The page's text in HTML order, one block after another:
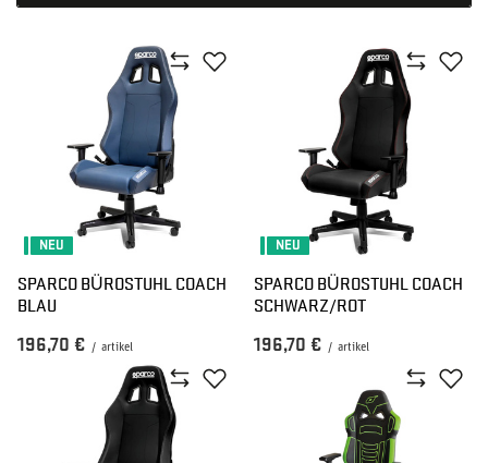
NEU
SPARCO BÜROSTUHL COACH
BLAU
196,70 € / artikel
NEU
SPARCO BÜROSTUHL COACH
SCHWARZ/ROT
196,70 € / artikel